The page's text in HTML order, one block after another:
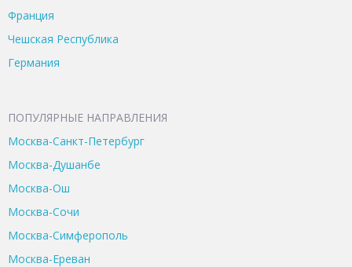
Франция
Чешская Республика
Германия
ПОПУЛЯРНЫЕ НАПРАВЛЕНИЯ
Москва-Санкт-Петербург
Москва-Душанбе
Москва-Ош
Москва-Сочи
Москва-Симферополь
Москва-Ереван